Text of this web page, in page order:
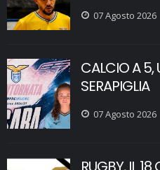
07 Agosto 2026
CALCIO A 5,
SERAPIGLIA
07 Agosto 2026